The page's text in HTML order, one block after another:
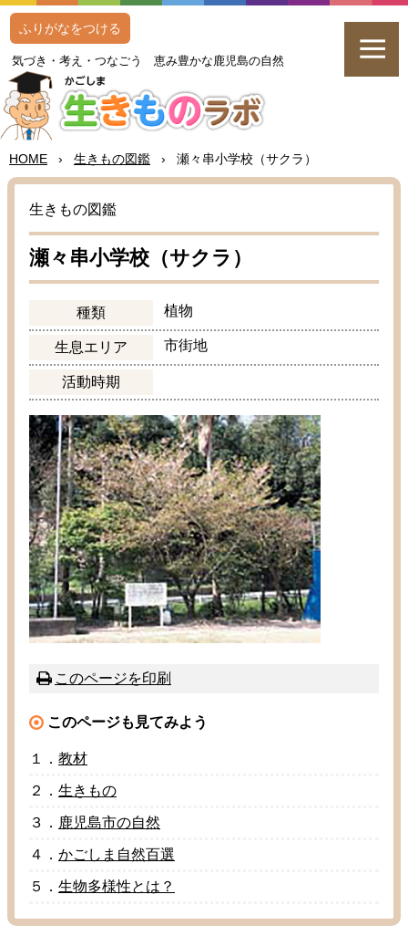
気づき・考え・つなごう恵み豊かな鹿児島の自然
ふりがなをつける
HOME › 生きもの図鑑 › 瀬々串小学校 （サクラ）
生きもの図鑑
瀬々串小学校 （サクラ）
種類 植物
生息エリア 市街地
活動時期
このページを印刷
このページも 見てみよう
１． 教材
２． 生きもの
３． 鹿児島市の自然
４． かごしま 自然百選
５． 生物多様性とは？